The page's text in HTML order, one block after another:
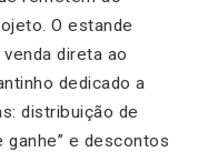
O estande
direta ao
dedicado a
distribuição de
ganhe” e descontos